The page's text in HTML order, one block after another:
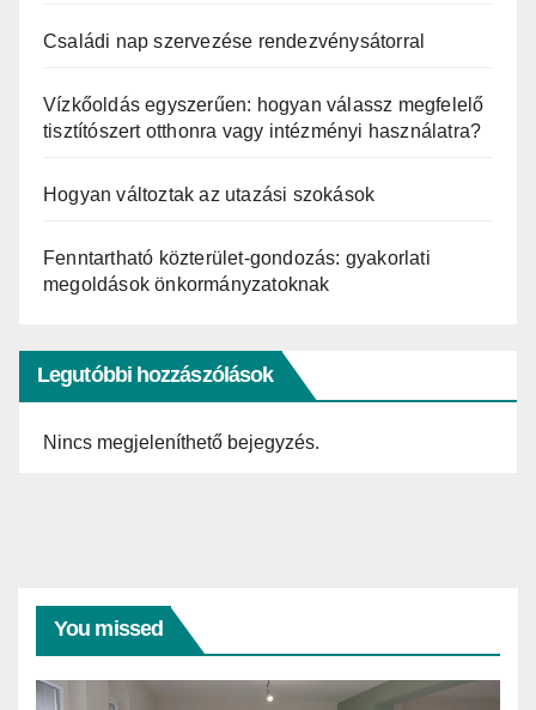
Családi nap szervezése rendezvénysátorral
Vízkőoldás egyszerűen: hogyan válassz megfelelő
tisztítószert otthonra vagy intézményi használatra?
Hogyan változtak az utazási szokások
Fenntartható közterület-gondozás: gyakorlati
megoldások önkormányzatoknak
Legutóbbi hozzászólások
Nincs megjeleníthető bejegyzés.
You missed